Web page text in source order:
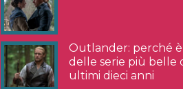
Outlander: perché
delle serie più belle
ultimi dieci anni